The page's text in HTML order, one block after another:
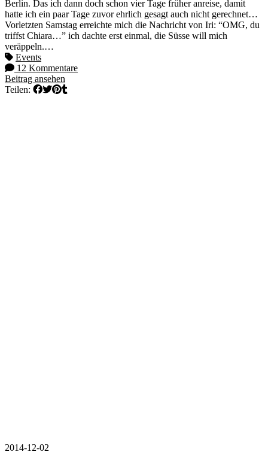
Berlin. Das ich dann doch schon vier Tage früher anreise, damit
hatte ich ein paar Tage zuvor ehrlich gesagt auch nicht gerechnet…
Vorletzten Samstag erreichte mich die Nachricht von Iri: “OMG, du
triffst Chiara…” ich dachte erst einmal, die Süsse will mich
veräppeln.…
Events
12 Kommentare
Beitrag ansehen
Teilen:
2014-12-02